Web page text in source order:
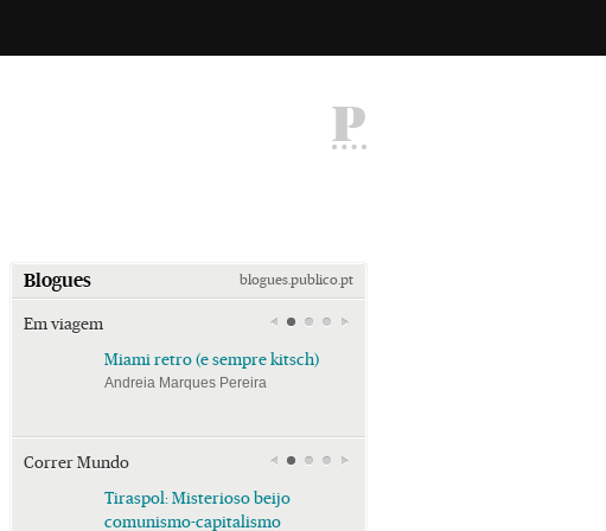
P
Blogues blogues.publico.pt
Em viagem
Miami retro (e sempre kitsch)
Andreia Marques Pereira
Correr Mundo
Tiraspol: Misterioso beijo
comunismo-capitalismo